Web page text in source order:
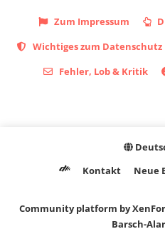
Zum Impressum
Wichtiges zum Datenschutz
Fehler, Lob & Kritik
Kontakt
Neue
Community platform by
Barsch-